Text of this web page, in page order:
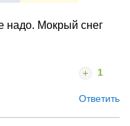
надо. Мокрый снег
1
Ответить